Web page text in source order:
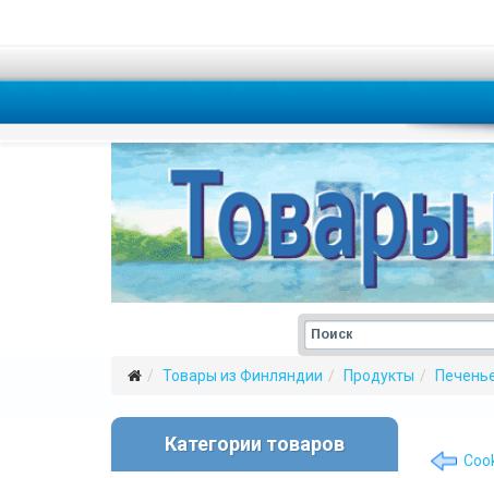
Товары из Финляндии Продукты
Категории товаров